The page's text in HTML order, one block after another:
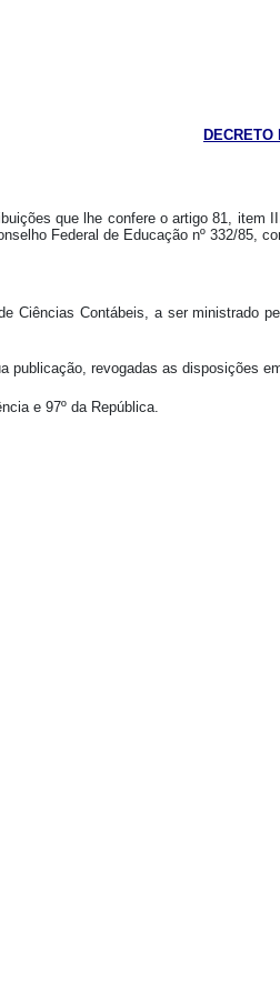
DECRETO
que lhe confere o artigo 81, item
Federal de Educação nº 332/85,
Ciências Contábeis, a ser ministrado
publicação, revogadas as disposições
e 97º da República.